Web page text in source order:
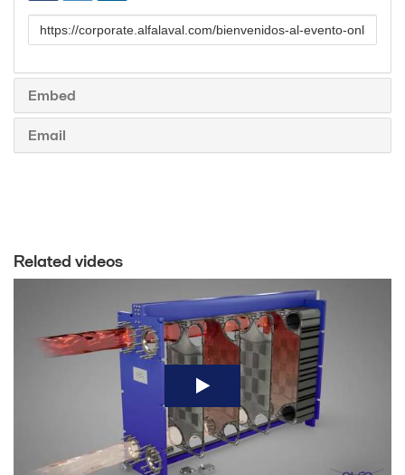
Link
Embed
Email
Related videos